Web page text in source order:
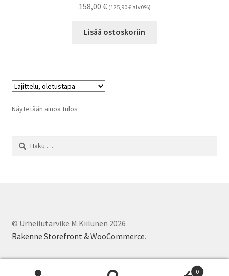
158,00 € (125,90€alv0%)
Lisää ostoskoriin
Näytetään ainoa tulos
Haku:
© Urheilutarvike M.Kiilunen 2026
Rakenne Storefront & WooCommerce.
0